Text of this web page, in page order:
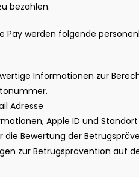
bezahlen.
Pay werden folgende
Informationen zur
Adresse
Apple ID und
die Bewertung der
zur Betrugsprävention auf